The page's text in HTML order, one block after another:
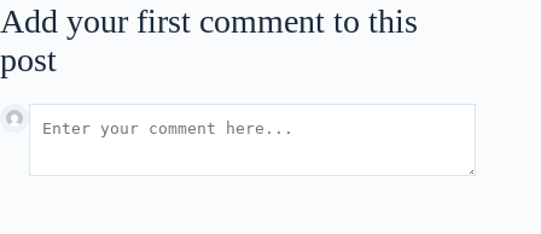
Add your first comment to this
post